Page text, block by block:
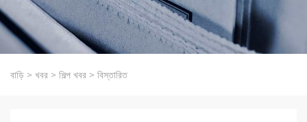
বাড়ি > খবর > শিল্প খবর > বিস্তারিত